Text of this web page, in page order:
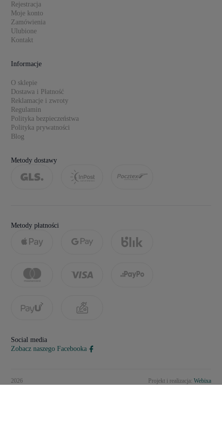
Rejestracja
Moje konto
Zamówienia
Ulubione
Kontakt
Informacje
O sklepie
Dostawa i Płatność
Reklamacje i zwroty
Regulamin
Polityka bezpieczeństwa
Polityka prywatności
Blog
Metody dostawy
Metody płatności
Social media
Zobacz naszego Facebooka
2026 Projekt i realizacja: Webixa